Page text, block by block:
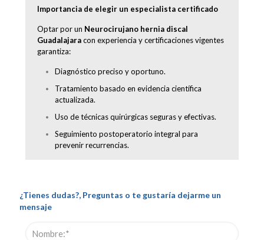
Importancia de elegir un especialista certificado
Optar por un Neurocirujano hernia discal
Guadalajaracon experiencia y certificaciones vigentes
garantiza:
Diagnóstico preciso y oportuno.
Tratamiento basado en evidencia científica
actualizada.
Uso de técnicas quirúrgicas seguras y efectivas.
Seguimiento postoperatorio integral para
prevenir recurrencias.
¿Tienes dudas?, Preguntas o te gustaría dejarme un
mensaje